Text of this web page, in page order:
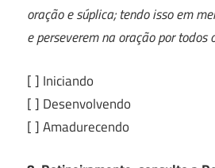
oração e súplica; tendo isso em
e perseverem na oração por todos
[ ] Iniciando
[ ] Desenvolvendo
[ ] Amadurecendo